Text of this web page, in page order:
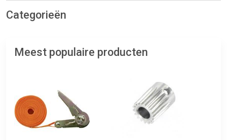
Categorieën
Meest populaire producten